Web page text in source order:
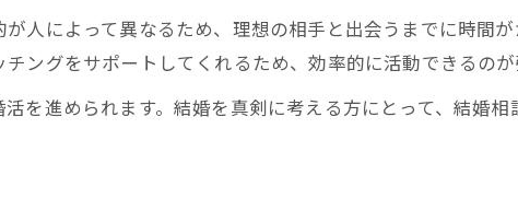
人によって異なるため、理想の相手と出会うまでに時間
ングをサポートしてくれるため、効率的に活動できるのが
を進められます。結婚を真剣に考える方にとって、結婚相